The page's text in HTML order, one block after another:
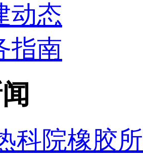
动态
指南
科院橡胶